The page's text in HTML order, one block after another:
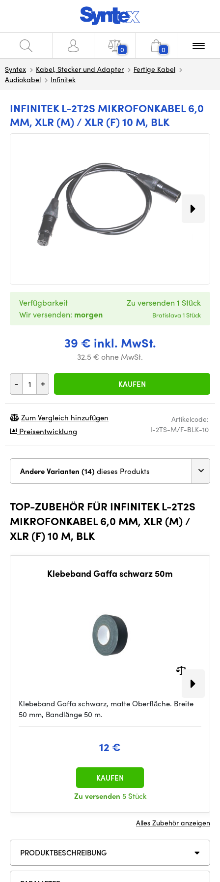
0 0
Syntex Kabel, Stecker und Adapter
Fertige Kabel
Audiokabel
Infinitek
INFINITEK L-2T2S MIKROFONKABEL 6,0
MM, XLR (M) / XLR (F) 10 M, BLK
39 € inkl. MwSt.
32.5 € ohne MwSt.
- + KAUFEN
Verfügbarkeit
Wir versenden: morgen
Zu versenden 1 Stück
Bratislava 1 Stück
Artikelcode:
I-2TS-M/F-BLK-10
Zum Vergleich hinzufügen
Preisentwicklung
Andere Varianten (14) dieses Produkts
TOP-ZUBEHÖR FÜR INFINITEK L-2T2S
MIKROFONKABEL 6,0 MM, XLR (M) /
XLR (F) 10 M, BLK
Klebeband Gaffa schwarz 50m
Klebeband Gaffa schwarz, matte Oberfläche. Breite
50 mm, Bandlänge 50 m.
12 €
Zu versenden 5 Stück
KAUFEN
Alles Zubehör anzeigen
PRODUKTBESCHREIBUNG